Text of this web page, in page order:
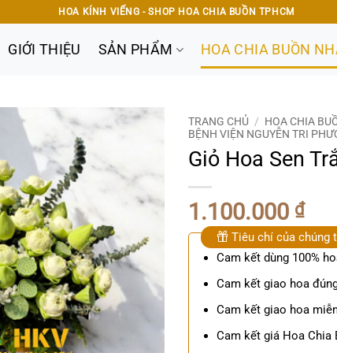
HOA KÍNH VIẾNG - SHOP HOA CHIA BUỒN TPHCM
GIỚI THIỆU SẢN PHẨM HOA CHIA BUỒN
TRANG CHỦ / HOA CHIA
BỆNH VIỆN NGUYỄN TRI
Giỏ Hoa Sen
1.100.000 ₫
Tiêu chí của chúng
Cam kết dùng 100%
Cam kết giao hoa
Cam kết giao hoa
Cam kết giá Hoa Chia